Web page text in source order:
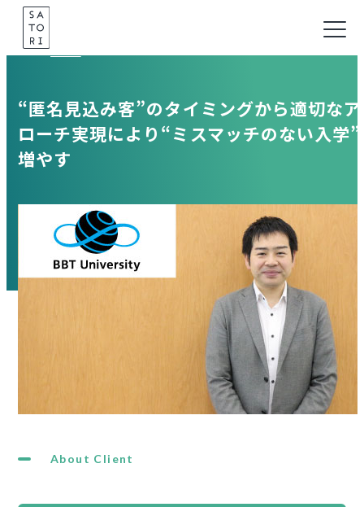
Skip
content
“匿名見込み客”のタイミングから適切な
ローチ実現により“ミスマッチのない入学
増やす
About Client